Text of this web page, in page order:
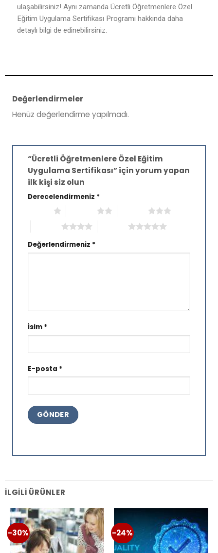
ulaşabilirsiniz! Aynı zamanda Ücretli Öğretmenlere Özel
Eğitim Uygulama Sertifikası Programı hakkında daha
detaylı bilgi de edinebilirsiniz.
Değerlendirmeler
Henüz değerlendirme yapılmadı.
“Ücretli Öğretmenlere Özel Eğitim
Uygulama Sertifikası” için yorum yapan
ilk kişi siz olun
Derecelendirmeniz *
Değerlendirmeniz *
İsim *
E-posta *
İLGILI ÜRÜNLER
-30% -24%